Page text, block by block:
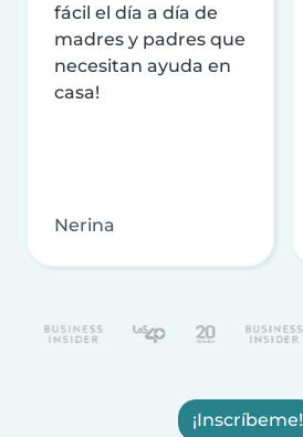
fácil el día a día de
madres y padres que
necesitan ayuda en
casa!
Nerina
¡Inscríbeme!